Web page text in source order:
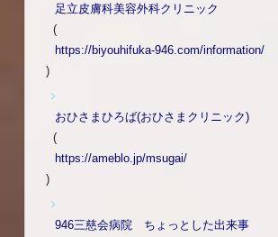
足立皮膚科美容外科クリニック
(
https://biyouhifuka-946.com/information/
)
おひさまひろば(おひさまクリニック)
(
https://ameblo.jp/msugai/
)
946三慈会病院 ちょっとした出来事